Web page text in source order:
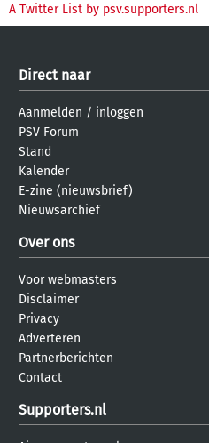
A Twitter List by psv.supporters.nl
Direct naar
Aanmelden / inloggen
PSV Forum
Stand
Kalender
E-zine (nieuwsbrief)
Nieuwsarchief
Over ons
Voor webmasters
Disclaimer
Privacy
Adverteren
Partnerberichten
Contact
Supporters.nl